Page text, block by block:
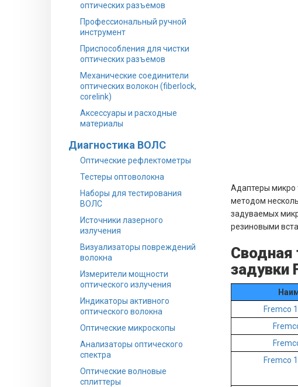
оптических разъемов
Профессиональный ручной
инструмент
Приспособления для чистки
оптических разъемов
Механические соединители
оптических волокон (fiberlock,
corelink)
Аксессуары и расходные
материалы
Диагностика ВОЛС
Оптические рефлектометры
Тестеры оптоволокна
Наборы для тестирования
ВОЛС
Источники лазерного
излучения
Визуализаторы повреждений
волокна
Измерители мощности
оптического излучения
Индикаторы активного
оптического волокна
Оптические микроскопы
Анализаторы оптического
спектра
Оптические волновые
сплиттеры
Адаптеры микро
методом
задуваемых
резиновыми
Сводная
задувки
Fremco
Fremco